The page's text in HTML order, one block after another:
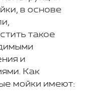
в основе
такое
и
Как
мойки имеют: